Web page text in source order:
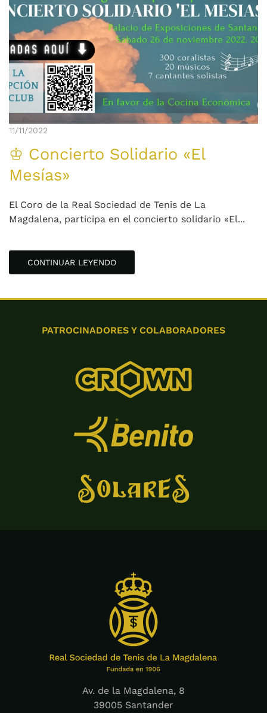
11/11/2022
♔ Concierto Solidario «El
Mesías»
El Coro de la Real Sociedad de Tenis de La
Magdalena, participa en el concierto solidario «El...
CONTINUAR LEYENDO
PATROCINADORES Y COLABORADORES
Av. de la Magdalena, 8
39005 Santander